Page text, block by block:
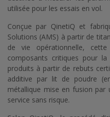
utilisée pour les essais en vol.
Conçue par QinetiQ et
Solutions (AMS) à partir de
de vie opérationnelle,
composants critiques pour
produits à partir de rebuts
additive par lit de poudre
métallique mise en fusion par
service sans risque.